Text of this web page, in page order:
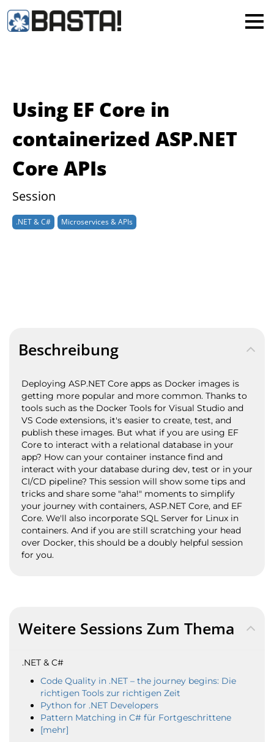
Using EF Core in
containerized ASP.NET
Core APIs
Session
.NET & C# Microservices & APIs
Beschreibung
Deploying ASP.NET Core apps as Docker images is
getting more popular and more common. Thanks to
tools such as the Docker Tools for Visual Studio and
VS Code extensions, it's easier to create, test, and
publish these images. But what if you are using EF
Core to interact with a relational database in your
app? How can your container instance find and
interact with your database during dev, test or in your
CI/CD pipeline? This session will show some tips and
tricks and share some "aha!" moments to simplify
your journey with containers, ASP.NET Core, and EF
Core. We'll also incorporate SQL Server for Linux in
containers. And if you are still scratching your head
over Docker, this should be a doubly helpful session
for you.
Weitere Sessions Zum Thema
.NET & C#
Code Quality in .NET – the journey begins: Die
richtigen Tools zur richtigen Zeit
Python for .NET Developers
Pattern Matching in C# für Fortgeschrittene
[mehr]
MAINZ
Alle